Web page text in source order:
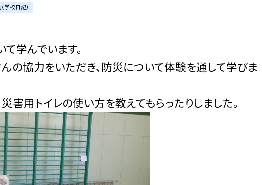
学校日記）
学んでいます。
の協力をいただき、防災について体験を通して学びま
害用トイレの使い方を教えてもらったりしました。